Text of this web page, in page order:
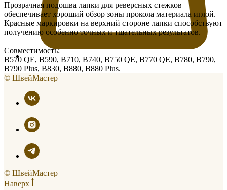
Прозрачная подошва лапки для реверсных стежков
обеспечивает хороший обзор зоны прокола материала иглой.
Красные маркировки на верхний стороне лапки способствуют
получению особенно точных и тщательных результатов.
Совместимость:
B570 QE, B590, B710, B740, B750 QE, B770 QE, B780, B790,
B790 Plus, B830, B880, B880 Plus.
© ШвейМастер
© ШвейМастер
Наверх